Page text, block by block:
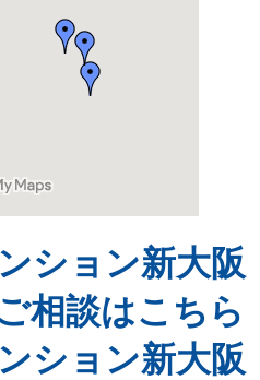
ション新大阪
相談はこちら
ション新大阪